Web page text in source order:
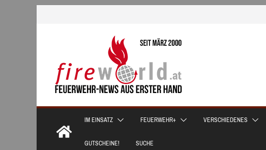
IM EINSATZ FEUERWEHR+ VERSCHIEDENES
GUTSCHEINE! SUCHE